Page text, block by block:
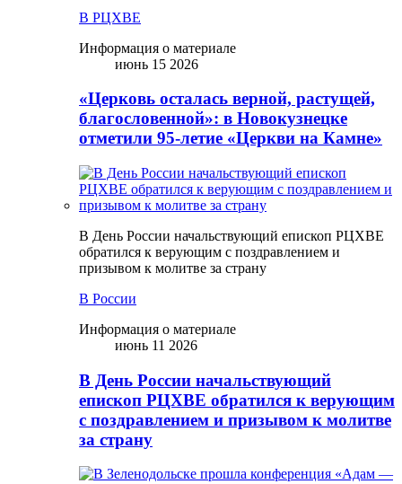
В РЦХВЕ
Информация о материале
июнь 15 2026
«Церковь осталась верной, растущей,
благословенной»: в Новокузнецке
отметили 95-летие «Церкви на Камне»
В День России начальствующий епископ РЦХВЕ
обратился к верующим с поздравлением и
призывом к молитве за страну
В России
Информация о материале
июнь 11 2026
В День России начальствующий
епископ РЦХВЕ обратился к верующим
с поздравлением и призывом к молитве
за страну